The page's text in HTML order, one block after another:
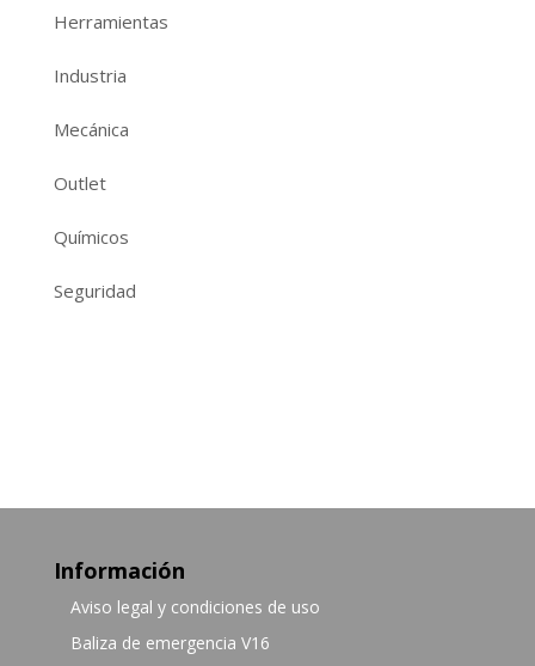
Herramientas
Industria
Mecánica
Outlet
Químicos
Seguridad
Información
Aviso legal y condiciones de uso
Baliza de emergencia V16